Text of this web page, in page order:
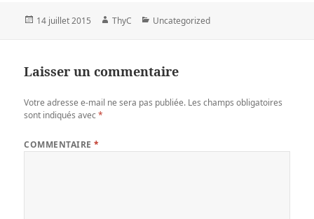
Publié
14 juillet 2015 Auteur
ThyC Catégories
Uncategorized
Laisser un commentaire
Votre adresse e-mail ne sera pas publiée. Les champs obligatoires
sont indiqués avec*
COMMENTAIRE*